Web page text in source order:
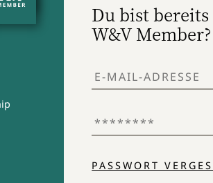
Problem: Das Produktmanagement
hinkt hinterher. Das soll die
Du bist
W&V Member?
PASSWORT